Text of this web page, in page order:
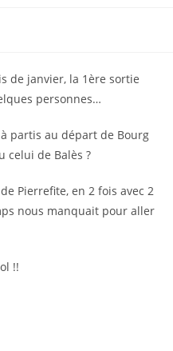
de janvier, la 1ère sortie
personnes…
partis au départ de Bourg
celui de Balès ?
Pierrefite, en 2 fois avec 2
nous manquait pour aller
!!